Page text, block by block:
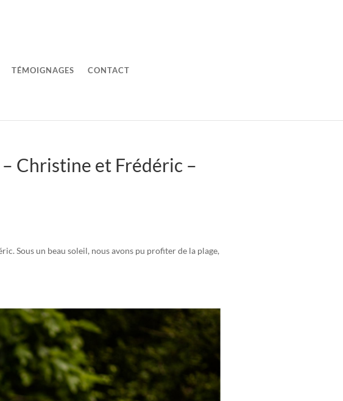
TÉMOIGNAGES CONTACT
Christine et Frédéric –
Sous un beau soleil, nous avons pu profiter de la plage,